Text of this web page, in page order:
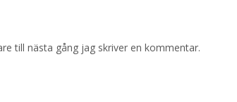
till nästa gång jag skriver en kommentar.